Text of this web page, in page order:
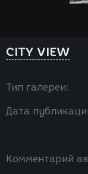
CITY VIEW
Тип галереи:
Дата
Комментарий